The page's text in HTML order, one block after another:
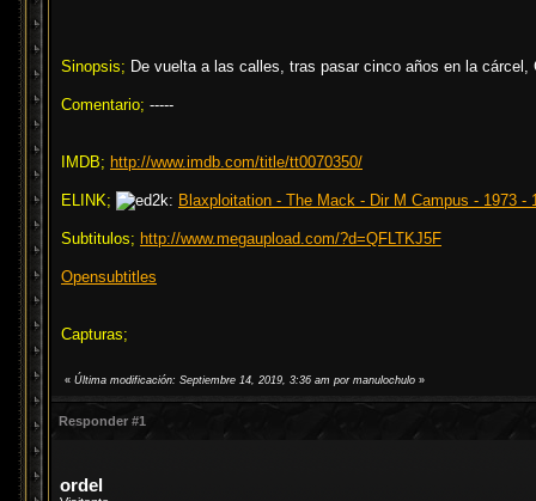
Sinopsis; De vuelta a las calles, tras pasar cinco años en la
Comentario; -----
IMDB; http://www.imdb.com/title/tt0070350/
ELINK; Blaxploitation - The Mack - Dir M Campus - 1973 -
Subtitulos; http://www.megaupload.com/?d=QFLTKJ5F
Opensubtitles
Capturas;
« Última modificación: Septiembre 14, 2019, 3:36 am por manulochulo »
Responder #1
ordel